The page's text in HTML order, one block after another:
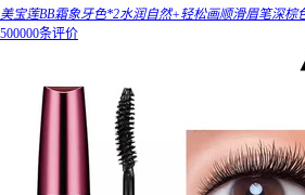
美宝莲BB霜象牙色*2水润自然+轻松画顺滑眉笔深棕
500000条评价